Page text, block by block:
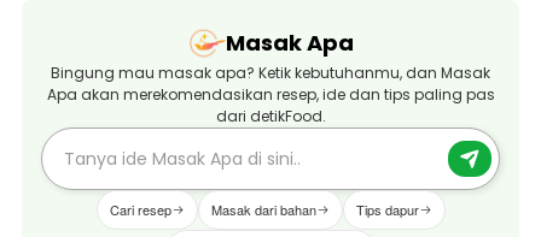
Masak Apa
Bingung mau masak apa? Ketik kebutuhanmu, dan Masak
Apa akan merekomendasikan resep, ide dan tips paling pas
dari detikFood.
Cari resep Masak dari bahan Tips dapur